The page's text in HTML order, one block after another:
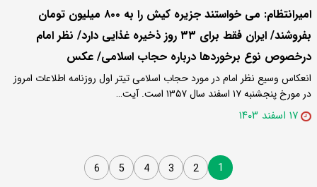
امیرانتظام: می خواستند جزیره کیش را به ۸۰۰ میلیون تومان
بفروشند/ ایران فقط برای ۳۳ روز ذخیره غذایی دارد/ نظر امام
درخصوص نوع برخوردها درباره حجاب اسلامی/ عکس
انعکاس وسیع نظر امام در مورد حجاب اسلامی تیتر اول روزنامه اطلاعات امروز
در مورخ پنجشنبه ۱۷ اسفند سال ۱۳۵۷ است. آیت…
۱۷ اسفند ۱۴۰۳
1
2
3
4
5
6